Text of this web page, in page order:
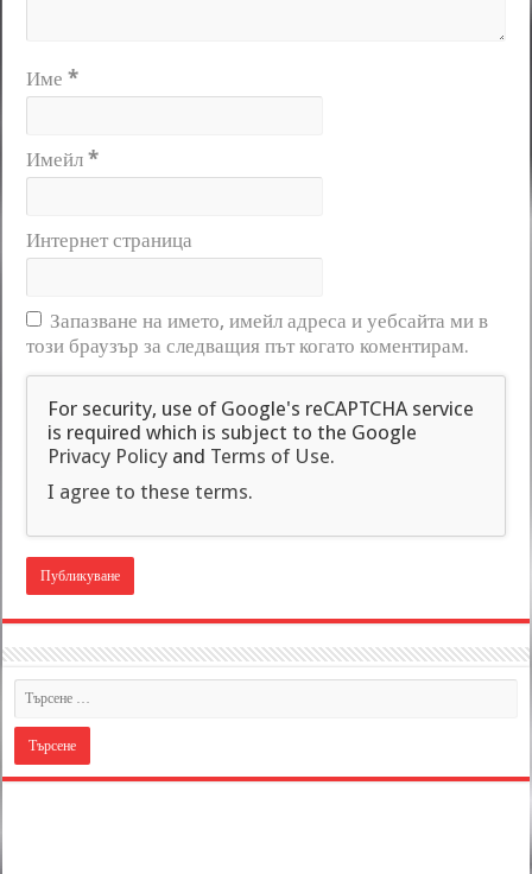
Име*
Имейл*
Интернет страница
Запазване на името, имейл адреса и уебсайта ми в
този браузър за следващия път когато коментирам.
For security, use of Google's reCAPTCHA service
is required which is subject to the Google
Privacy Policy and Terms of Use.
I agree to these terms.